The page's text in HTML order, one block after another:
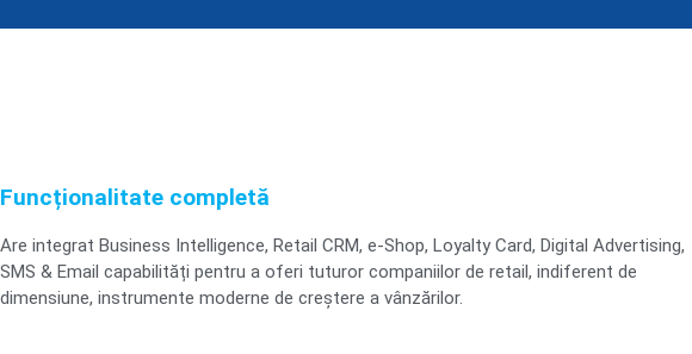
Funcționalitate completă
Are integrat Business Intelligence, Retail CRM, e-Shop, Loyalty Card, Digital Advertising,
SMS & Email capabilități pentru a oferi tuturor companiilor de retail, indiferent de
dimensiune, instrumente moderne de creștere a vânzărilor.